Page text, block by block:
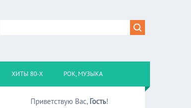
ХИТЫ 80-Х РОК, МУЗЫКА
Приветствую Вас, Гость!